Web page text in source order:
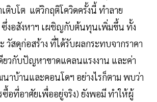
ติบโต แต่วิกฤติโควิดครั้งนี้ ทำลาย
งอสังหาฯ เผชิญกับต้นทุนเพิ่มขึ้น ทั้ง
วัสดุก่อสร้าง ที่ได้รับผลกระทบจากราคา
ยวกับปัญหาขาดแคลนแรงงาน และค่า
าบ้านและคอนโดฯ อย่างไรก็ตาม พบว่า
ซื้อที่อาศัยเพื่ออยู่จริง) ยังพอมี ทำให้ผู้